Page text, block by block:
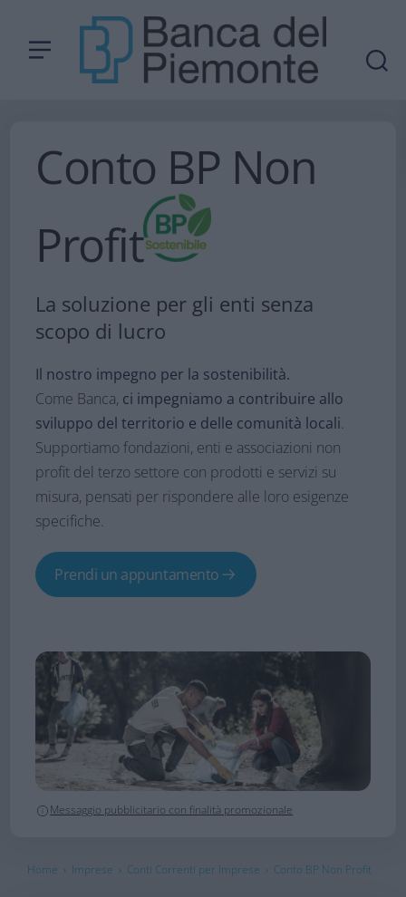
Conto BP Non
Profit
La soluzione per gli enti senza
scopo di lucro​
Il nostro impegno per la sostenibilità.​
Come Banca, ci impegniamo a contribuire allo
sviluppo del territorio e delle comunità locali.
Supportiamo fondazioni, enti e associazioni non
profit del terzo settore con prodotti e servizi su
misura, pensati per rispondere alle loro esigenze
specifiche.​
Prendi un appuntamento
Messaggio pubblicitario con finalità promozionale
Home › Imprese › Conti Correnti per Imprese › Conto BP Non Profit